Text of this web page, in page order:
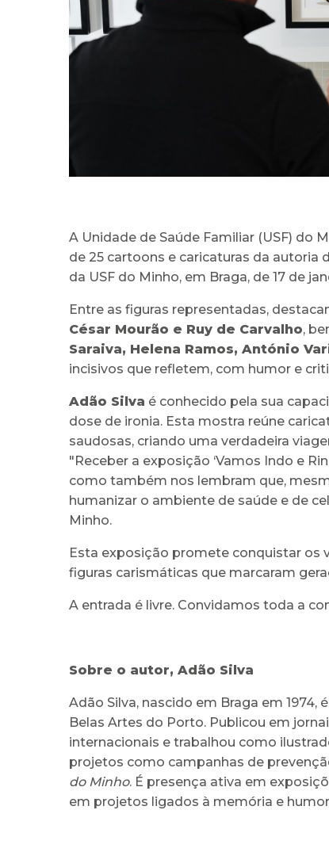
A Unidade de Saúde Familiar (USF) do
de 25 cartoons e caricaturas da autoria
da USF do Minho, em Braga, de 17 de
Entre as figuras representadas,
César Mourão e Ruy de Carvalho,
Saraiva, Helena Ramos, António
incisivos que refletem, com humor e
Adão Silva é conhecido pela sua
dose de ironia. Esta mostra reúne
saudosas, criando uma verdadeira
"Receber a exposição ‘Vamos Indo e
como também nos lembram que,
humanizar o ambiente de saúde e de
Minho.
Esta exposição promete conquistar os
figuras carismáticas que marcaram
A entrada é livre. Convidamos toda a
Sobre o autor, Adão Silva
Adão Silva, nascido em Braga em
Belas Artes do Porto. Publicou em
internacionais e trabalhou como
projetos como campanhas de
do Minho. É presença ativa em
em projetos ligados à memória e